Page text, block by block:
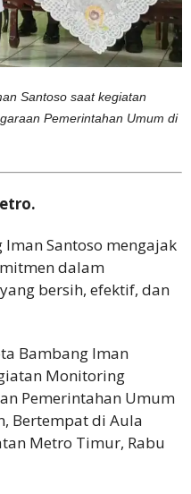
Santoso saat kegiatan
Pemerintahan Umum di
Santoso mengajak
dalam
bersih, efektif, dan
Bambang Iman
Monitoring
Pemerintahan Umum
Bertempat di Aula
Metro Timur, Rabu